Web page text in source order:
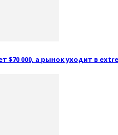
$70 000, а рынок уходит в